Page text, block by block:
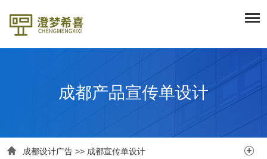
成都产品宣传单设计
 成都设计广告 >> 成都宣传单设计 